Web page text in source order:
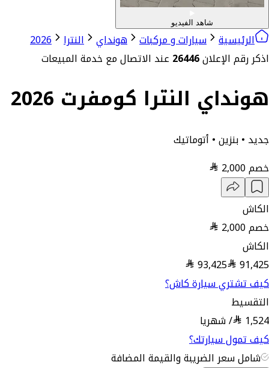
شاهد الفيديو
الرئيسية سيارات و مركبات هونداي النترا
2026
اذكر رقم الإعلان26446 عند الاتصال مع خدمة المبيعات
هونداي النترا كومفرت 2026
جديد • بنزين • أتوماتيك
خصم2,000
الكاش
خصم2,000
الكاش
91,425
93,425
كيف تشتري سيارة كاش؟
التقسيط
1,524
/شهريا
كيف تمول سيارتك؟
شامل سعر الضريبة والقيمة المضافة